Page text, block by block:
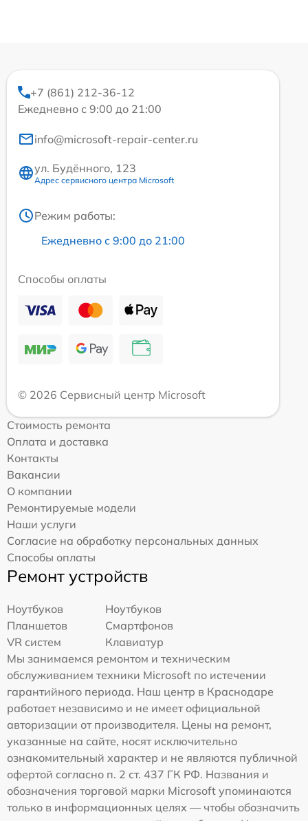
+7 (861) 212-36-12
Ежедневно с 9:00 до 21:00
info@microsoft-repair-center.ru
ул. Будённого, 123
Адрес сервисного центра Microsoft
Режим работы:
Ежедневно с 9:00 до 21:00
Способы оплаты
© 2026 Сервисный центр Microsoft
Стоимость ремонта
Оплата и доставка
Контакты
Вакансии
О компании
Ремонтируемые модели
Наши услуги
Согласие на обработку персональных данных
Способы оплаты
Ремонт устройств
Ноутбуков
Ноутбуков
Планшетов
Смартфонов
VR систем
Клавиатур
Мы занимаемся ремонтом и техническим
обслуживанием техники Microsoft по истечении
гарантийного периода. Наш центр в Краснодаре
работает независимо и не имеет официальной
авторизации от производителя. Цены на ремонт,
указанные на сайте, носят исключительно
ознакомительный характер и не являются публичной
офертой согласно п. 2 ст. 437 ГК РФ. Названия и
обозначения торговой марки Microsoft упоминаются
только в информационных целях — чтобы обозначить